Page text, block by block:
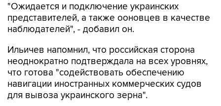
"Ожидается и подключение украинских
представителей, а также ооновцев в качестве
наблюдателей", - добавил он.
Ильичев напомнил, что российская сторона
неоднократно подтверждала на всех уровнях,
что готова "содействовать обеспечению
навигации иностранных коммерческих судов
для вывоза украинского зерна".